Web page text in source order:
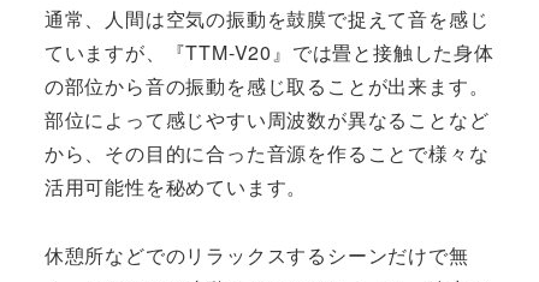
通常、人間は空気の振動を鼓膜で捉えて音を感じ
ていますが、『TTM-V20』では畳と接触した身体
の部位から音の振動を感じ取ることが出来ます。
部位によって感じやすい周波数が異なることなど
から、その目的に合った音源を作ることで様々な
活用可能性を秘めています。
休憩所などでのリラックスするシーンだけで無